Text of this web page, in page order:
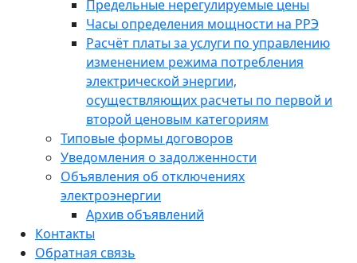
Предельные нерегулируемые цены
Часы определения мощности на РРЭ
Расчёт платы за услуги по управлению
изменением режима потребления
электрической энергии,
осуществляющих расчеты по первой и
второй ценовым категориям
Типовые формы договоров
Уведомления о задолженности
Объявления об отключениях
электроэнергии
Архив объявлений
Контакты
Обратная связь